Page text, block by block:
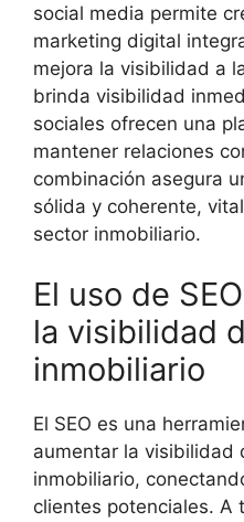
social media permite
marketing digital
mejora la visibilidad a
brinda visibilidad
sociales ofrecen una
mantener relaciones
combinación asegura
sólida y coherente,
sector inmobiliario.
El uso de
la visibilidad
inmobiliario
El SEO es una
aumentar la visibilidad
inmobiliario,
clientes potenciales. A